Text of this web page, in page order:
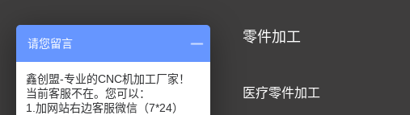
CNC加工
CNC铝合金加工
零件加工
医疗零件加工
请您留言
鑫创盟-专业的CNC机加工厂家！
当前客服不在。您可以：
1.加网站右边客服微信（7*24）